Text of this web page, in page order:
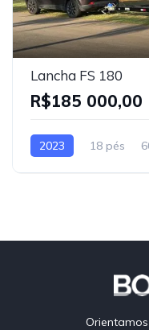
Lancha FS 180
R$185 000,00
2023 18 pés